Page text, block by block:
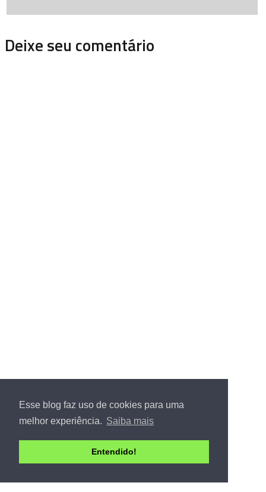
Esse blog faz uso de cookies para uma
melhor experiência. Saiba mais
Entendido!
Deixe seu comentário